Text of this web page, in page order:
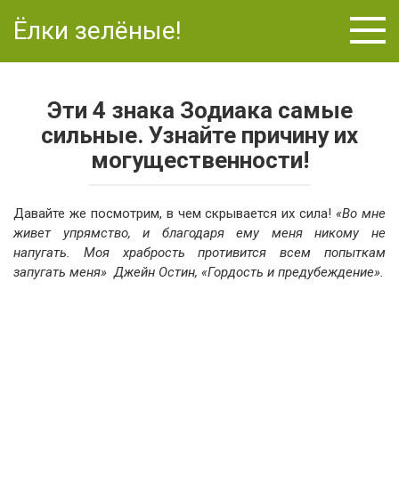
Ёлки зелёные!
Эти 4 знака Зодиака самые
сильные. Узнайте причину их
могущественности!
Давайте же посмотрим, в чем скрывается их сила!«Во мне
живет упрямство, и благодаря ему меня никому не
напугать. Моя храбрость противится всем попыткам
запугать меня»Джейн Остин, «Гордость и предубеждение».